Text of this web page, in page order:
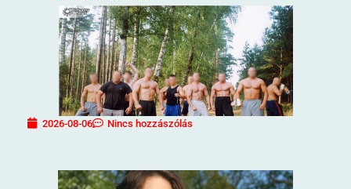
2026-08-06 Nincs hozzászólás